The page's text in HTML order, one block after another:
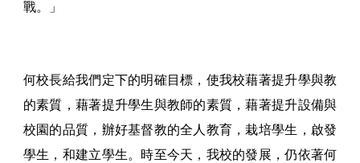
戰。」
何校長給我們定下的明確目標，使我校藉著提升學與教
的素質，藉著提升學生與教師的素質，藉著提升設備與
校園的品質，辦好基督教的全人教育，栽培學生，啟發
學生，和建立學生。時至今天，我校的發展，仍依著何